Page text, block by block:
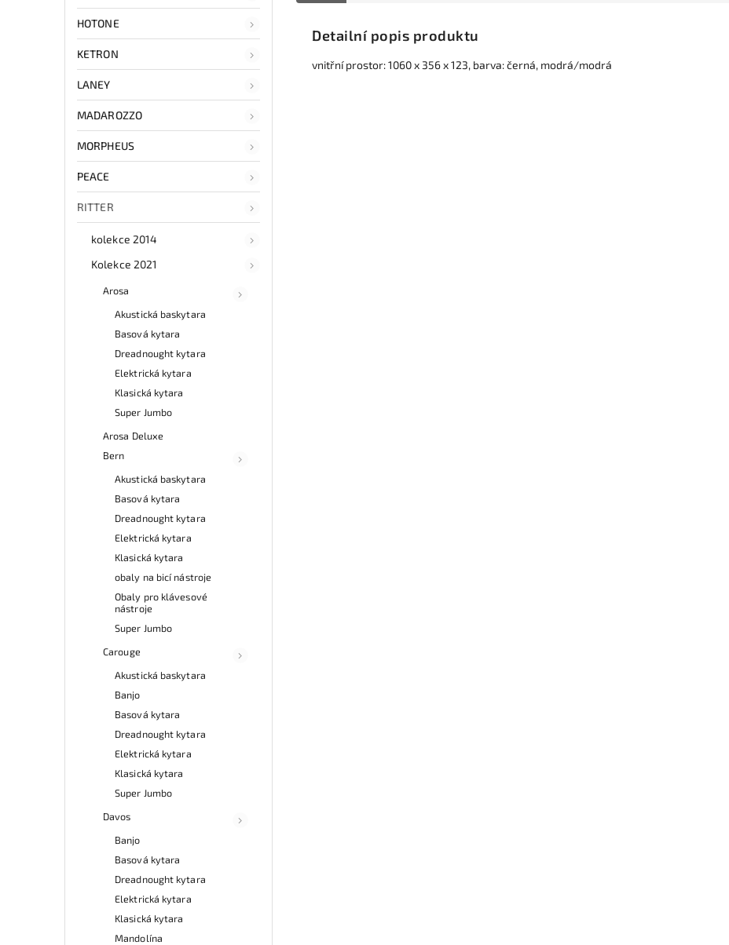
HOTONE
KETRON
LANEY
MADAROZZO
MORPHEUS
PEACE
RITTER
kolekce 2014
Kolekce 2021
Arosa
Akustická baskytara
Basová kytara
Dreadnought kytara
Elektrická kytara
Klasická kytara
Super Jumbo
Arosa Deluxe
Bern
Akustická baskytara
Basová kytara
Dreadnought kytara
Elektrická kytara
Klasická kytara
obaly na bicí nástroje
Obaly pro klávesové
nástroje
Super Jumbo
Carouge
Akustická baskytara
Banjo
Basová kytara
Dreadnought kytara
Elektrická kytara
Klasická kytara
Super Jumbo
Davos
Banjo
Basová kytara
Dreadnought kytara
Elektrická kytara
Klasická kytara
Mandolína
Detailní popis produktu
vnitřní prostor: 1060 x 356 x 123, barva: černá, modrá/modrá